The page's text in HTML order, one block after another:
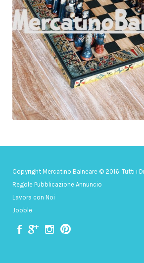
Copyright Mercatino Balneare © 2016. Tutti i
Regole Pubblicazione Annuncio
Lavora con Noi
Jooble